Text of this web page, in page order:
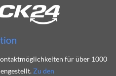
für über 1000
Zu den